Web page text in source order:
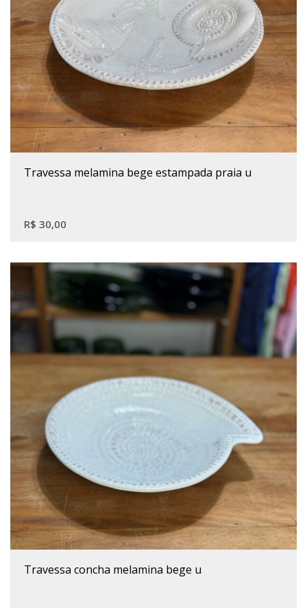
travessa melamina bege estampada praia u
R$ 30,00
travessa concha melamina bege u